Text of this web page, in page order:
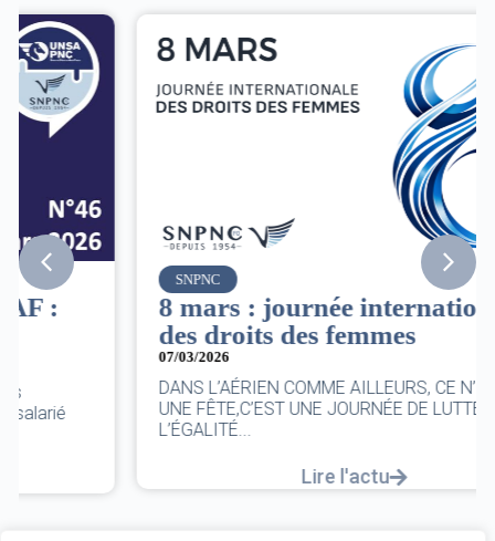
SNPNC
8 mars : journée internationale
des droits des femmes
DANS L’AÉRIEN COMME AILLEURS, CE N’EST PAS
UNE FÊTE,C’EST UNE JOURNÉE DE LUTTE POUR